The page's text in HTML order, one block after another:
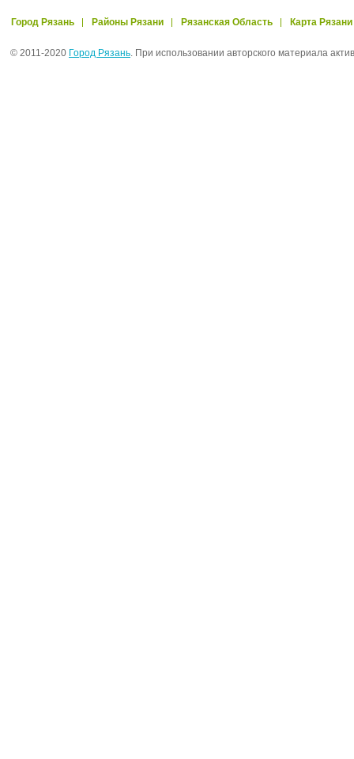
Город Рязань Районы Рязани Рязанская Область Карта Рязани
© 2011-2020 Город Рязань. При использовании авторского материала